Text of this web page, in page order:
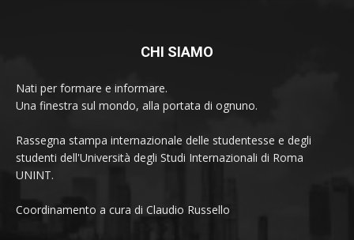
CHI SIAMO
Nati per formare e informare.
Una finestra sul mondo, alla portata di ognuno.
Rassegna stampa internazionale delle studentesse e degli
studenti dell'Università degli Studi Internazionali di Roma
UNINT.
Coordinamento a cura di Claudio Russello